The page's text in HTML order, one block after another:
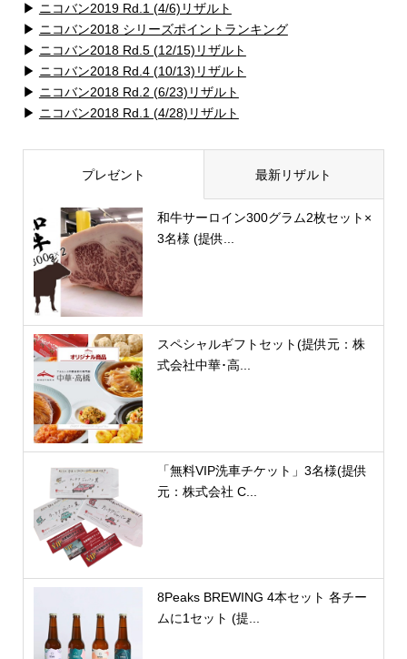
▶ ニコバン2019 Rd.1 (4/6)リザルト
▶ ニコバン2018 シリーズポイントランキング
▶ ニコバン2018 Rd.5 (12/15)リザルト
▶ ニコバン2018 Rd.4 (10/13)リザルト
▶ ニコバン2018 Rd.2 (6/23)リザルト
▶ ニコバン2018 Rd.1 (4/28)リザルト
プレゼント 最新リザルト
和牛サーロイン300グラム2枚セット×
3名様 (提供...
スペシャルギフトセット(提供元：株
式会社中華･高...
「無料VIP洗車チケット」3名様(提供
元：株式会社 C...
8Peaks BREWING 4本セット 各チー
ムに1セット (提...